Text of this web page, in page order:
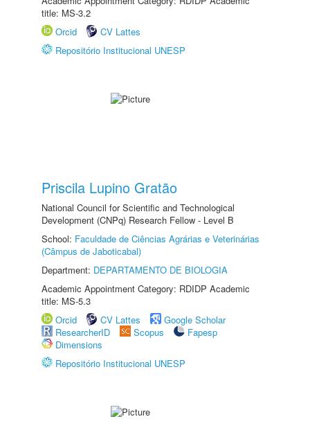
title: MS-3.2
Orcid
CV Lattes
Repositório Institucional UNESP
Priscila Lupino Gratão
National Council for Scientific and Technological
Development (CNPq) Research Fellow - Level B
School: Faculdade de Ciências Agrárias e Veterinárias
(Câmpus de Jaboticabal)
Department: DEPARTAMENTO DE BIOLOGIA
Academic Appointment Category: RDIDP Academic
title: MS-5.3
Orcid
CV Lattes
Google Scholar
ResearcherID
Scopus
Fapesp
Dimensions
Repositório Institucional UNESP